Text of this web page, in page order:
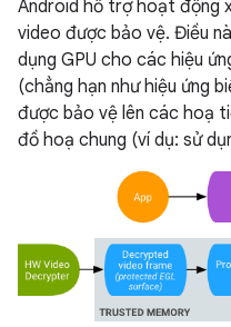
Android hỗ trợ hoạt động
video được bảo vệ. Điều
dụng GPU cho các hiệu
(chẳng hạn như hiệu ứng
được bảo vệ lên các hoạ
đồ hoạ chung (ví dụ: sử